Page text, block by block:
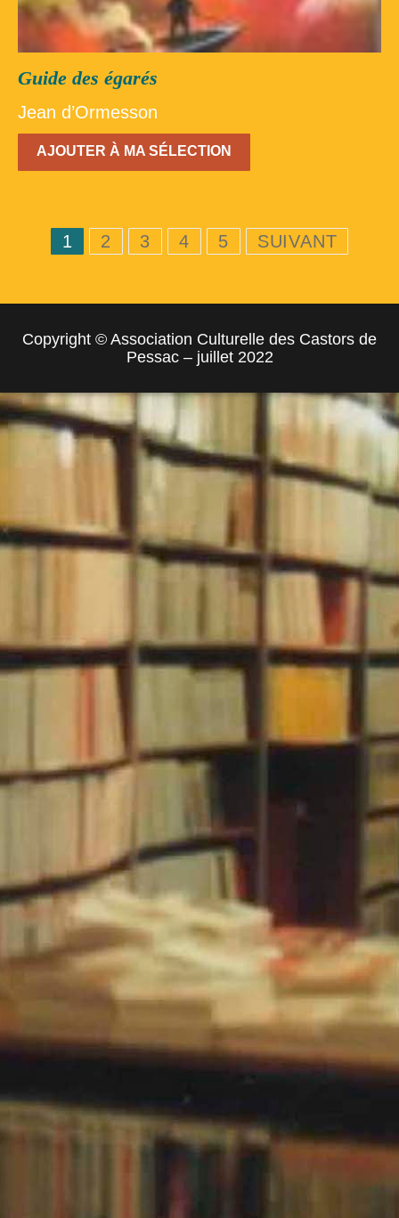
Guide des égarés
Jean d’Ormesson
AJOUTER À MA SÉLECTION
Pagination
1 2 3 4 5 SUIVANT
Copyright © Association Culturelle des Castors de
Pessac – juillet 2022